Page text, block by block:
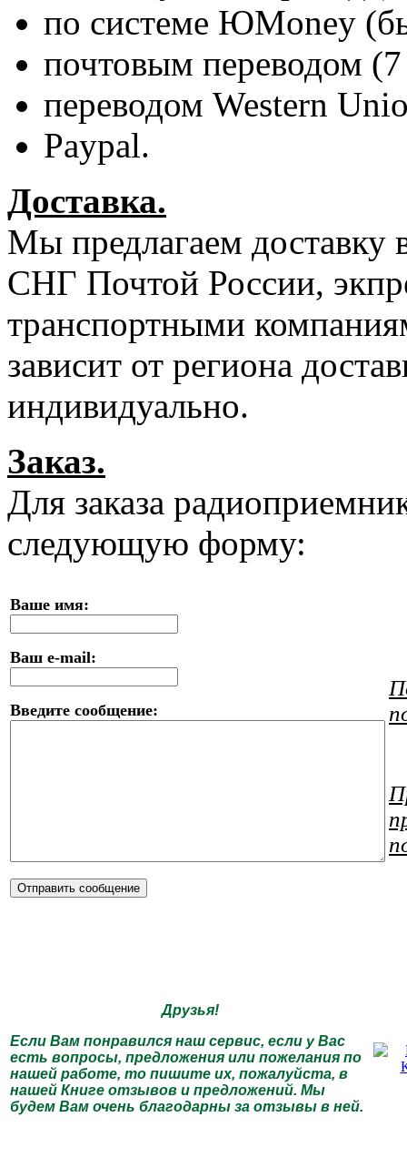
по системе ЮMoney
почтовым переводом
переводом Western
Paypal.
Доставка.
Мы предлагаем доставку
СНГ Почтой России,
транспортными
зависит от региона
индивидуально.
Заказ.
Для заказа
следующую форму:
Ваше имя:
Ваш e-mail:
Введите сообщение:
Друзья!
Если Вам понравился наш сервис, если у Вас
есть вопросы, предложения или пожелания по
нашей работе, то пишите их, пожалуйста, в
нашей Книге отзывов и предложений. Мы
будем Вам очень благодарны за отзывы в ней.